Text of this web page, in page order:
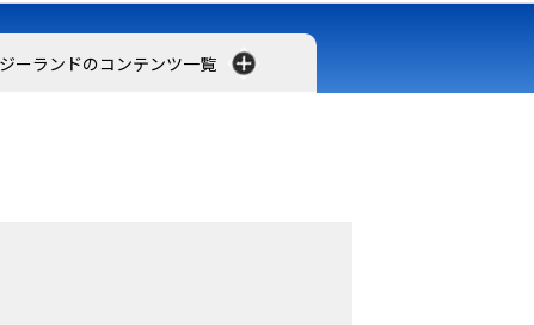
ーランドのコンテンツ一覧